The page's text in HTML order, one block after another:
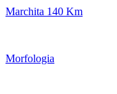
Marchita 140 Km
Morfologia